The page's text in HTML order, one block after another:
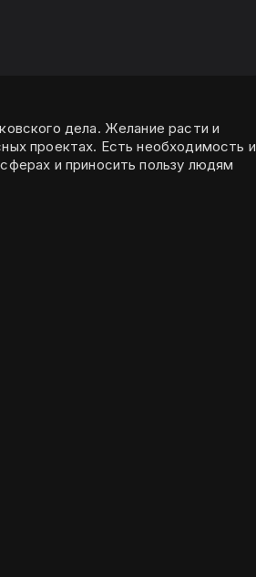
дела. Желание расти и
проектах. Есть необходимость и
и приносить пользу людям